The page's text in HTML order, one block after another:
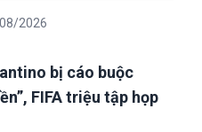
2026
bị cáo buộc
FIFA triệu tập họp